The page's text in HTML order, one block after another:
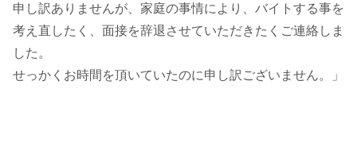
申し訳ありませんが、家庭の事情により、バイトする事を
考え直したく、面接を辞退させていただきたくご連絡しま
した。
せっかくお時間を頂いていたのに申し訳ございません。」